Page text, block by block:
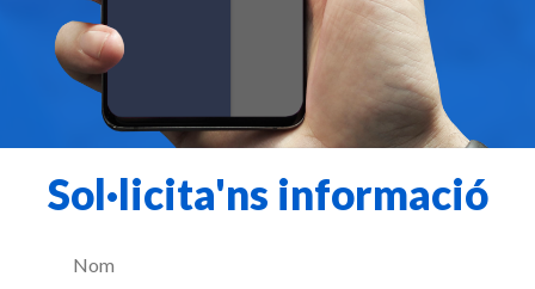
Sol·licita'ns informació